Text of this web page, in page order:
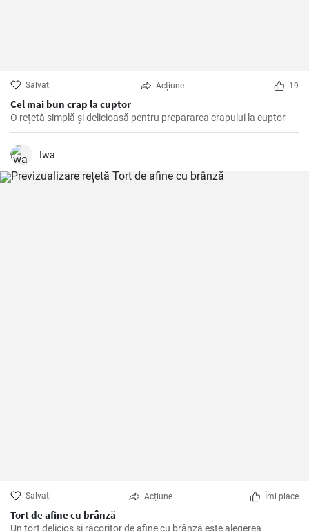
Salvați Acțiune 19
Cel mai bun crap la cuptor
O rețetă simplă și delicioasă pentru prepararea crapului la cuptor
Iwa
Salvați Acțiune Îmi place
Tort de afine cu brânză
Un tort delicios și răcoritor de afine cu brânză este alegerea